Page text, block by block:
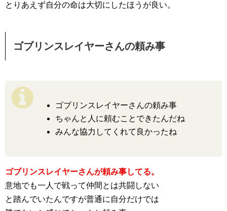
とりあえず自分の命は大切にしたほうが良い。
ゴブリンスレイヤーさんの頼み事
ゴブリンスレイヤーさんの頼み事
ちゃんと人に頼むことできたんだね
みんな協力してくれて良かったね
ゴブリンスレイヤーさんが頼み事してる。
意地でも一人で戦って仲間とは共闘しない
と踏んでいたんですが普通に自分だけでは